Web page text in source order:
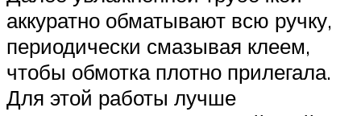
аккуратно обматывают всю ручку,
периодически смазывая клеем,
чтобы обмотка плотно прилегала.
Для этой работы лучше